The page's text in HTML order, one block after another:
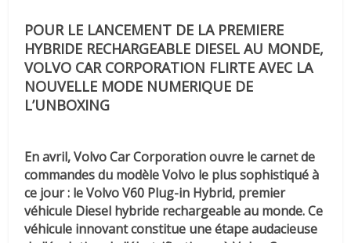
POUR LE LANCEMENT DE LA PREMIERE
HYBRIDE RECHARGEABLE DIESEL AU MONDE,
VOLVO CAR CORPORATION FLIRTE AVEC LA
NOUVELLE MODE NUMERIQUE DE
L’UNBOXING
En avril, Volvo Car Corporation ouvre le carnet de
commandes du modèle Volvo le plus sophistiqué à
ce jour : le Volvo V60 Plug-in Hybrid, premier
véhicule Diesel hybride rechargeable au monde. Ce
véhicule innovant constitue une étape audacieuse